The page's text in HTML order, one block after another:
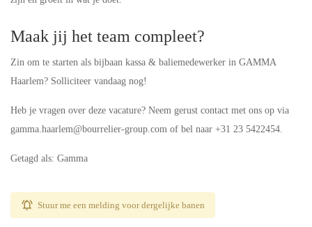
Maak jij het team compleet?
Zin om te starten als bijbaan kassa & baliemedewerker in GAMMA
Haarlem? Solliciteer vandaag nog!
Heb je vragen over deze vacature? Neem gerust contact met ons op via
gamma.haarlem@bourrelier-group.com of bel naar +31 23 5422454.
Getagd als: Gamma
Stuur me een melding voor dergelijke banen